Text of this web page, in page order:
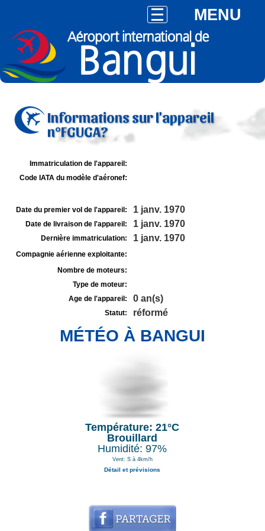
MENU
Informations sur l'appareil
n°FGUGA?
Immatriculation de l'appareil:
Code IATA du modèle d'aéronef:
Date du premier vol de l'appareil: 1 janv. 1970
Date de livraison de l'appareil: 1 janv. 1970
Dernière immatriculation: 1 janv. 1970
Compagnie aérienne exploitante:
Nombre de moteurs:
Type de moteur:
Age de l'appareil:
0 an(s)
Statut: réformé
MÉTÉO À BANGUI
Température: 21°C
Brouillard
Humidité: 97%
Vent: S à 4km/h
Détail et prévisions